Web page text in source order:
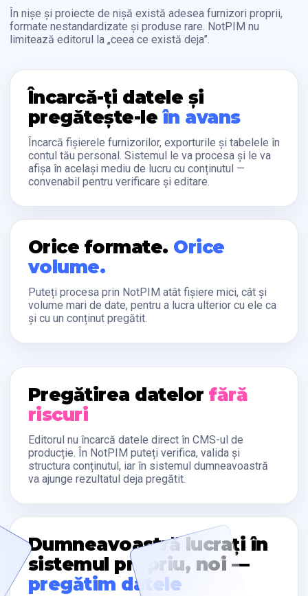
În nișe și proiecte de nișă există adesea furnizori proprii,
formate nestandardizate și produse rare. NotPIM nu
limitează editorul la „ceea ce există deja”.
Încarcă-ți datele și
pregătește-leîn avans
Încarcă fișierele furnizorilor, exporturile și tabelele în
contul tău personal. Sistemul le va procesa și le va
afișa în același mediu de lucru cu conținutul —
convenabil pentru verificare și editare.
Orice formate. Orice
volume.
Puteți procesa prin NotPIM atât fișiere mici, cât și
volume mari de date, pentru a lucra ulterior cu ele ca
și cu un conținut pregătit.
Pregătirea datelorfără
riscuri
Editorul nu încarcă datele direct în CMS-ul de
producție. În NotPIM puteți verifica, valida și
structura conținutul, iar în sistemul dumneavoastră
va ajunge rezultatul deja pregătit.
Dumneavoastră lucrați în
sistemul propriu, noi —
pregătim datele